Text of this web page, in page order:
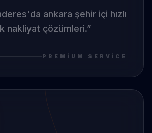
'da ankara şehir içi hızlı
nakliyat çözümleri.”
PREMIUM SERVICE